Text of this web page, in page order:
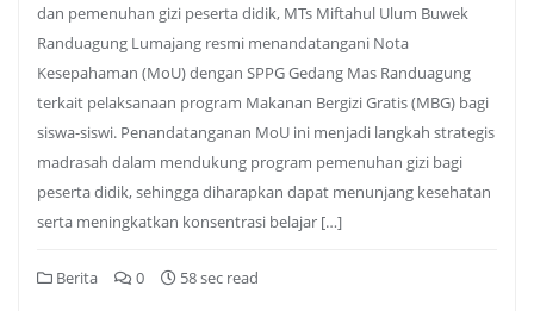
dan pemenuhan gizi peserta didik, MTs Miftahul Ulum Buwek
Randuagung Lumajang resmi menandatangani Nota
Kesepahaman (MoU) dengan SPPG Gedang Mas Randuagung
terkait pelaksanaan program Makanan Bergizi Gratis (MBG) bagi
siswa-siswi. Penandatanganan MoU ini menjadi langkah strategis
madrasah dalam mendukung program pemenuhan gizi bagi
peserta didik, sehingga diharapkan dapat menunjang kesehatan
serta meningkatkan konsentrasi belajar […]
Berita 0 58 sec read